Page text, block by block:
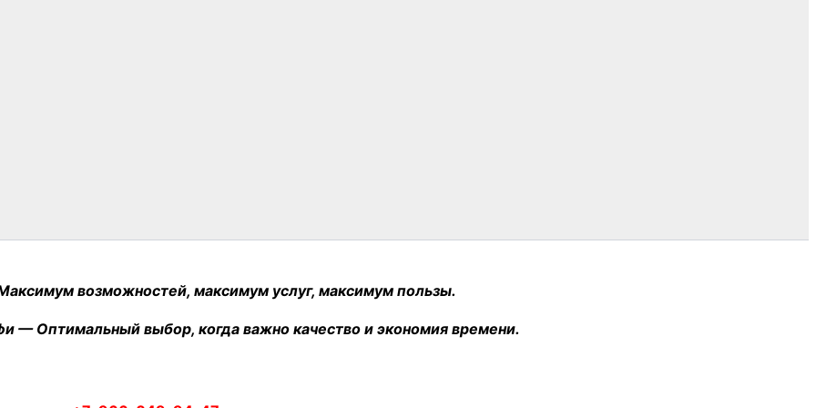
возможностей, максимум услуг, максимум пользы.
— Оптимальный выбор, когда важно качество и экономия времени.